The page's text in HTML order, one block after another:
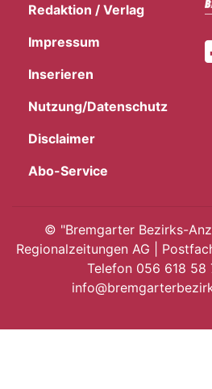
App
Redaktion / Verlag
Impressum
Inserieren
Nutzung/Datenschutz
Disclaimer
Abo-Service
© "Bremgarter Bezirks-
Regionalzeitungen AG |
Telefon 056 618 58